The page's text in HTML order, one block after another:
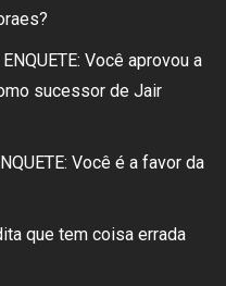
ENQUETE: Você aprovou a
sucessor de Jair
Você é a favor da
que tem coisa errada